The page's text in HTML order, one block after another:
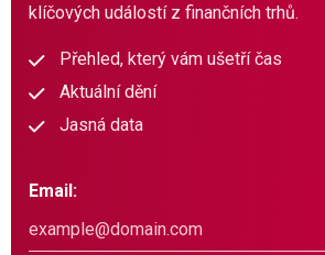
klíčových událostí z finančních trhů.
Přehled, který vám ušetří čas
Aktuální dění
Jasná data
Email: